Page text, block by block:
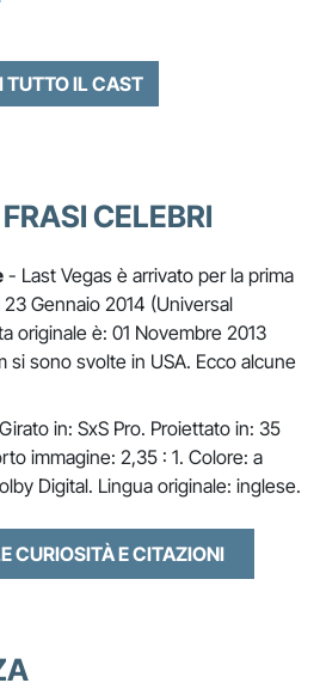
TUTTO IL CAST
CELEBRI
- Last Vegas è arrivato per la prima
Gennaio 2014 (Universal
originale è: 01 Novembre 2013
si sono svolte in USA. Ecco alcune
in: SxS Pro. Proiettato in: 35
immagine: 2,35 : 1. Colore: a
Digital. Lingua originale: inglese.
CURIOSITÀ E CITAZIONI